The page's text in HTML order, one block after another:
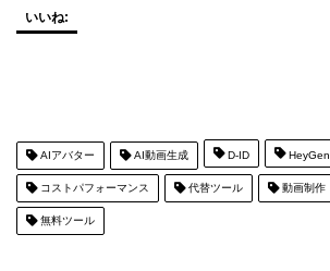
いいね:
AIアバター AI動画生成 D-ID HeyGen
コストパフォーマンス 代替ツール 動画制作
無料ツール